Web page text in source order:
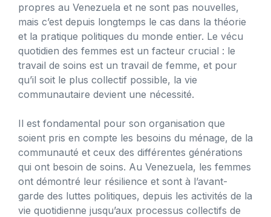
propres au Venezuela et ne sont pas nouvelles,
mais c’est depuis longtemps le cas dans la théorie
et la pratique politiques du monde entier. Le vécu
quotidien des femmes est un facteur crucial : le
travail de soins est un travail de femme, et pour
qu’il soit le plus collectif possible, la vie
communautaire devient une nécessité.
Il est fondamental pour son organisation que
soient pris en compte les besoins du ménage, de la
communauté et ceux des différentes générations
qui ont besoin de soins. Au Venezuela, les femmes
ont démontré leur résilience et sont à l’avant-
garde des luttes politiques, depuis les activités de la
vie quotidienne jusqu’aux processus collectifs de